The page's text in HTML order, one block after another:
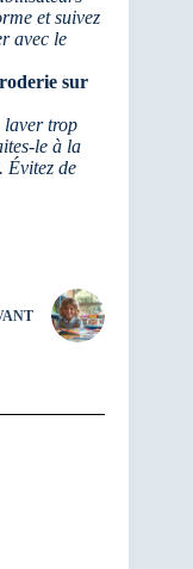
et suivez
avec le
sur
laver trop
le à la
Évitez de